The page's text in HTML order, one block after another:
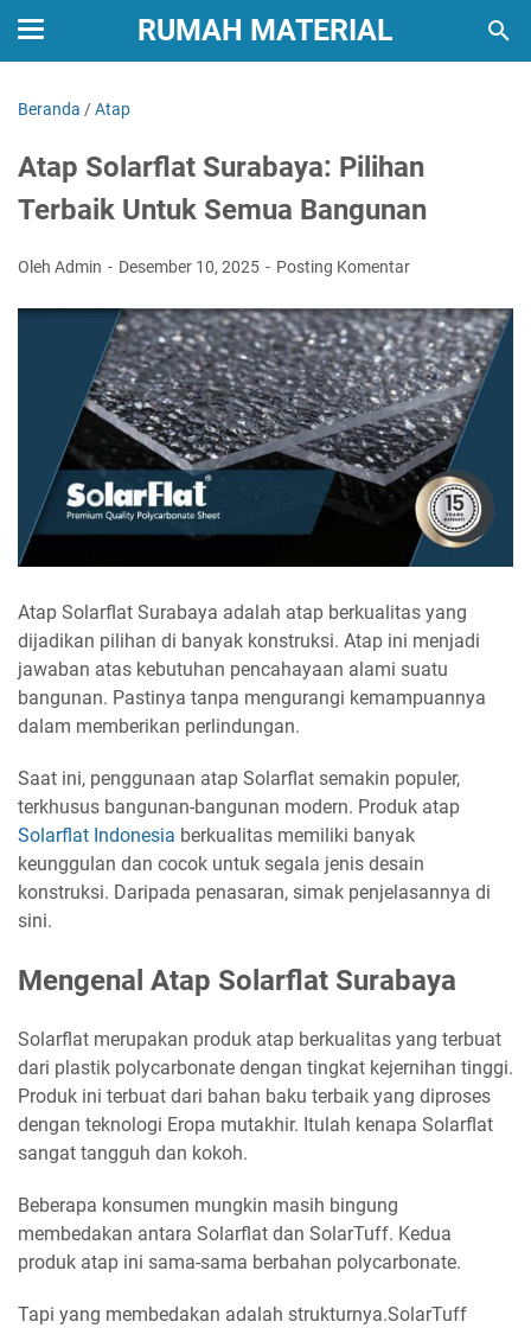
RUMAH MATERIAL
Beranda /Atap
Atap Solarflat Surabaya: Pilihan
Terbaik Untuk Semua Bangunan
Oleh Admin Desember 10, 2025 Posting Komentar
Atap Solarflat Surabaya adalah atap berkualitas yang
dijadikan pilihan di banyak konstruksi. Atap ini menjadi
jawaban atas kebutuhan pencahayaan alami suatu
bangunan. Pastinya tanpa mengurangi kemampuannya
dalam memberikan perlindungan.
Saat ini, penggunaan atap Solarflat semakin populer,
terkhusus bangunan-bangunan modern. Produk atap
Solarflat Indonesia berkualitas memiliki banyak
keunggulan dan cocok untuk segala jenis desain
konstruksi. Daripada penasaran, simak penjelasannya di
sini.
Mengenal Atap Solarflat Surabaya
Solarflat merupakan produk atap berkualitas yang terbuat
dari plastik polycarbonate dengan tingkat kejernihan tinggi.
Produk ini terbuat dari bahan baku terbaik yang diproses
dengan teknologi Eropa mutakhir. Itulah kenapa Solarflat
sangat tangguh dan kokoh.
Beberapa konsumen mungkin masih bingung
membedakan antara Solarflat dan SolarTuff. Kedua
produk atap ini sama-sama berbahan polycarbonate.
Tapi yang membedakan adalah strukturnya.SolarTuff